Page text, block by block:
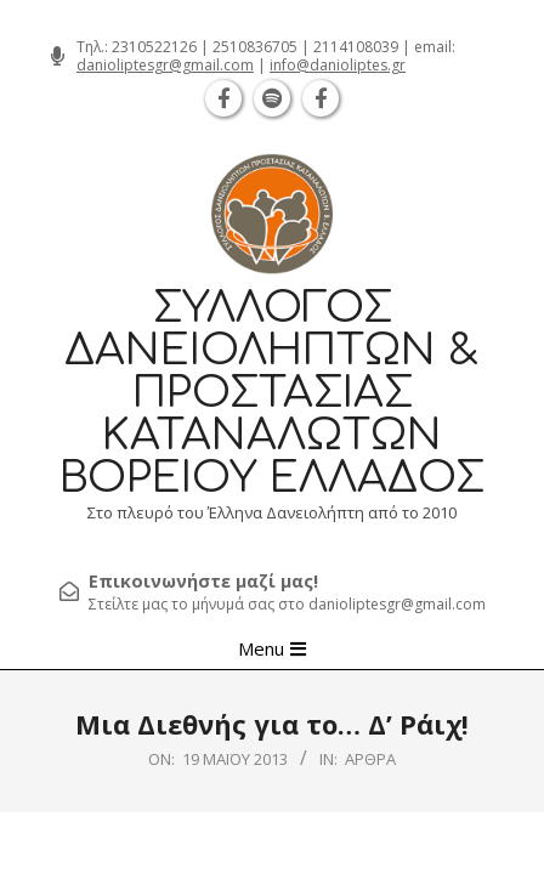
Τηλ.: 2310522126 | 2510836705 | 2114108039 | email:
danioliptesgr@gmail.com | info@danioliptes.gr
ΣΎΛΛΟΓΟΣ
ΔΑΝΕΙΟΛΗΠΤΏΝ &
ΠΡΟΣΤΑΣΊΑΣ
ΚΑΤΑΝΑΛΩΤΏΝ
ΒΟΡΕΊΟΥ ΕΛΛΆΔΟΣ
Στο πλευρό του Έλληνα Δανειολήπτη από το 2010
Επικοινωνήστε μαζί μας!
Στείλτε μας το μήνυμά σας στο danioliptesgr@gmail.com
Navigation
Menu
Μια Διεθνής για το… Δ’ Ράιχ!
ON: 19 ΜΑΪ́ΟΥ 2013 IN: ΆΡΘΡΑ